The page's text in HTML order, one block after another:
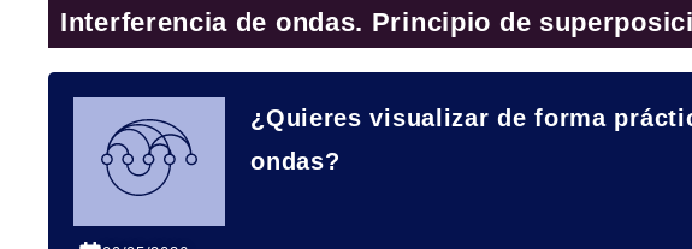
Interferencia de ondas. Principio de
¿Quieres visualizar de forma
ondas?